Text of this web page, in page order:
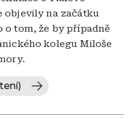
objevily na začátku
o tom, že by případně
kolegu Miloše